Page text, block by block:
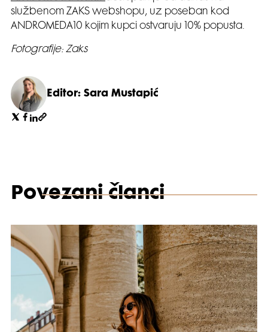
službenom ZAKS webshopu, uz poseban kod
ANDROMEDA10 kojim kupci ostvaruju 10% popusta.
Fotografije: Zaks
Editor: Sara Mustapić
Povezani članci